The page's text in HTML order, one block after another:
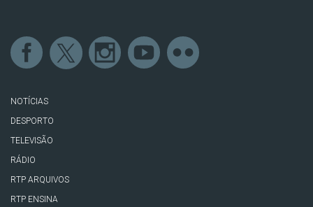
NOTÍCIAS
DESPORTO
TELEVISÃO
RÁDIO
RTP ARQUIVOS
RTP ENSINA